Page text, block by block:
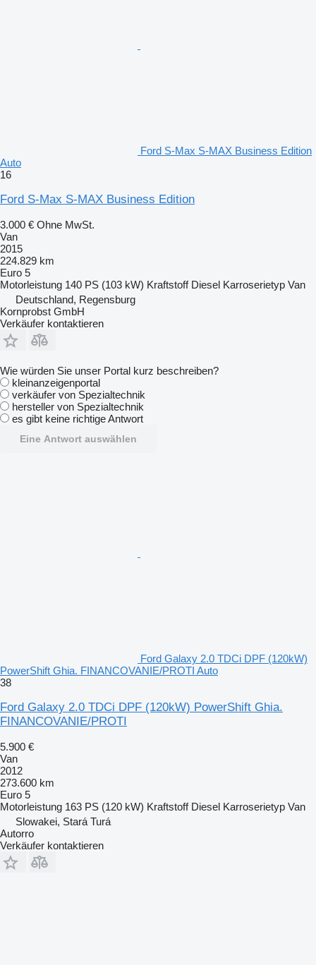
Ford S-Max S-MAX Business Edition
Auto
16
Ford S-Max S-MAX Business Edition
3.000 € Ohne MwSt.
Van
2015
224.829 km
Euro 5
Motorleistung 140 PS (103 kW) Kraftstoff Diesel Karroserietyp Van
Deutschland, Regensburg
Kornprobst GmbH
Verkäufer kontaktieren
Wie würden Sie unser Portal kurz beschreiben?
kleinanzeigenportal
verkäufer von Spezialtechnik
hersteller von Spezialtechnik
es gibt keine richtige Antwort
Eine Antwort auswählen
Ford Galaxy 2.0 TDCi DPF (120kW)
PowerShift Ghia. FINANCOVANIE/PROTI Auto
38
Ford Galaxy 2.0 TDCi DPF (120kW) PowerShift Ghia.
FINANCOVANIE/PROTI
5.900 €
Van
2012
273.600 km
Euro 5
Motorleistung 163 PS (120 kW) Kraftstoff Diesel Karroserietyp Van
Slowakei, Stará Turá
Autorro
Verkäufer kontaktieren